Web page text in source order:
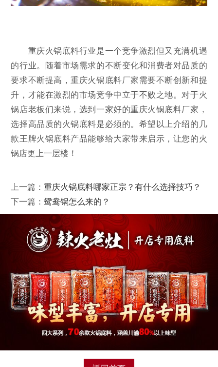
重庆火锅底料行业是一个竞争激烈但又充满机遇
的行业。随着市场需求的不断变化和消费者对品质的
要求不断提高，重庆火锅底料厂家需要不断创新和提
升，才能在激烈的市场竞争中立于不败之地。对于火
锅店老板们来说，选到一家好的重庆火锅底料厂家，
选择高品质的火锅底料是必须的。希望以上介绍的几
款王牌火锅底料产品能够给大家带来启示，让您的火
锅店更上一层楼！
上一篇：重庆火锅底料哪家正宗？有什么选择技巧？
下一篇：鸳鸯锅怎么来的？